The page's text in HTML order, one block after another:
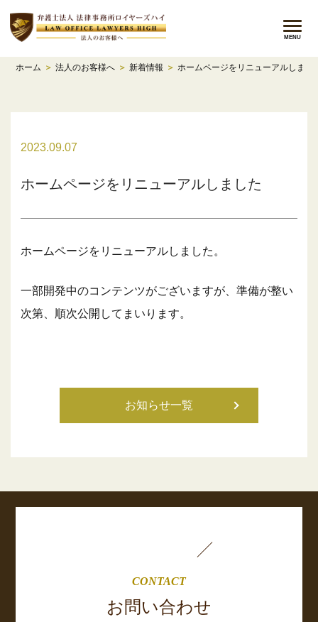
メニ
MENU
ホーム ＞ 法人のお客様へ ＞ 新着情報 ＞ ホームページをリニューアルしまし
2023.09.07
ホームページをリニューアルしました
ホームページをリニューアルしました。
一部開発中のコンテンツがございますが、準備が整い
次第、順次公開してまいります。
お知らせ一覧
CONTACT
お問い合わせ